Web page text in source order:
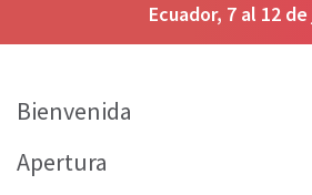
Ecuador, 7 al 12
Bienvenida
Apertura